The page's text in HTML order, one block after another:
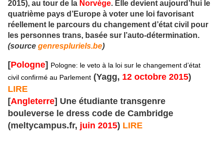
2015), au tour de la Norvège . Elle devient aujourd’hui le
quatrième pays d’Europe à voter une loi favorisant
réellement le parcours du changement d’état civil pour
les personnes trans, basée sur l’auto-détermination.
(source genrespluriels.be)
[Pologne] Pologne: le veto à la loi sur le changement d’état
civil confirmé au Parlement (Yagg, 12 octobre 2015)
LIRE
[Angleterre] Une étudiante transgenre
bouleverse le dress code de Cambridge
(meltycampus.fr, juin 2015) LIRE